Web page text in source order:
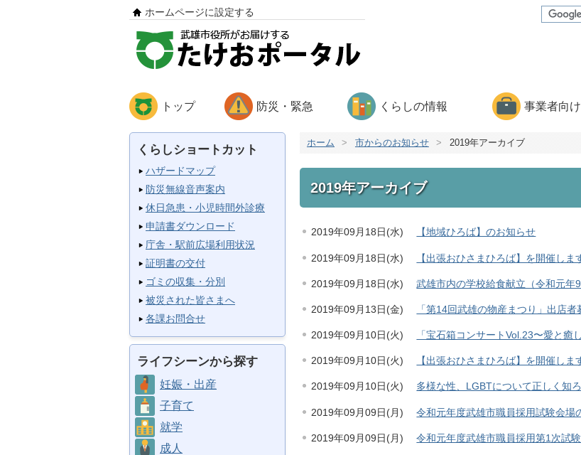
ホームページに設定する
トップ 防災・緊急 くらしの情報 事業者向け
くらしショートカット
ハザードマップ
防災無線音声案内
休日急患・小児時間外診療
申請書ダウンロード
庁舎・駅前広場利用状況
証明書の交付
ゴミの収集・分別
被災された皆さまへ
各課お問合せ
ライフシーンから探す
妊娠・出産
子育て
就学
成人
ホーム > 市からのお知らせ > 2019年アーカイブ
2019年アーカイブ
2019年09月18日(水) 【地域ひろば】のお知らせ
2019年09月18日(水) 【出張おひさまひろば】を開催しま
2019年09月18日(水) 武雄市内の学校給食献立（令和元年
2019年09月13日(金) 「第14回武雄の物産まつり」出店者
2019年09月10日(火) 「宝石箱コンサートVol.23〜愛と癒
2019年09月10日(火) 【出張おひさまひろば】を開催しま
2019年09月10日(火) 多様な性、LGBTについて正しく知ろ
2019年09月09日(月) 令和元年度武雄市職員採用試験会場
2019年09月09日(月) 令和元年度武雄市職員採用第1次試